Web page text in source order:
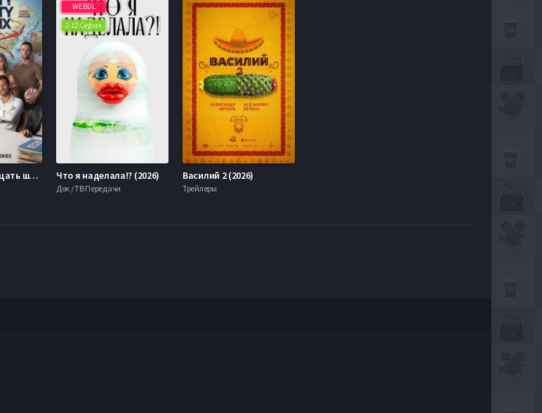
Двадцать двадцать шесть (2026)
WEBDL
1-12 Серия
Что я наделала!? (2026)
Док / ТВ Передачи
Василий 2 (2026)
Трейлеры